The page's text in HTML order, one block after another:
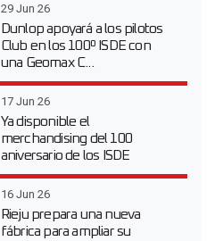
29 Jun 26
Dunlop apoyará a los pilotos
Club en los 100º ISDE con
una Geomax C...
17 Jun 26
Ya disponible el
merchandising del 100
aniversario de los ISDE
16 Jun 26
Rieju prepara una nueva
fábrica para ampliar su